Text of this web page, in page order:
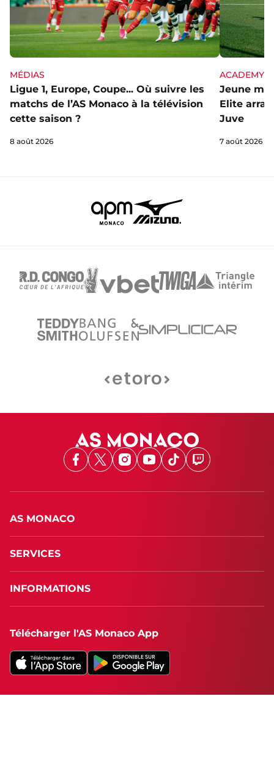
MÉDIAS
Ligue 1, Europe, Coupe... Où suivre les
matchs de l’AS Monaco à la télévision
cette saison ?
8 août 2026
ACADEMY
Jeune
Elite
Juve
7 août 2026
Facebook
X Instagram
Youtube
TikTokTwitch
AS MONACO
SERVICES
INFORMATIONS
Télécharger l'AS Monaco App